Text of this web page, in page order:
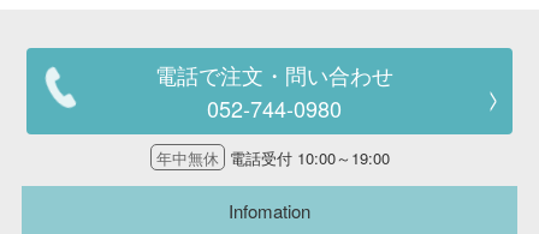
電話で注文・問い合わせ
052-744-0980
年中無休 電話受付 10:00～19:00
Infomation